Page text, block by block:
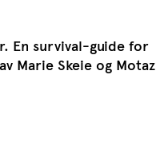
En survival-guide for
Marie Skeie og Motaz